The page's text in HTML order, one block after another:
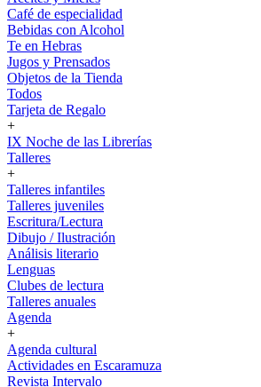
Café de especialidad
Bebidas con Alcohol
Te en Hebras
Jugos y Prensados
Objetos de la Tienda
Todos
Tarjeta de Regalo
+
IX Noche de las Librerías
Talleres
+
Talleres infantiles
Talleres juveniles
Escritura/Lectura
Dibujo / Ilustración
Análisis literario
Lenguas
Clubes de lectura
Talleres anuales
Agenda
+
Agenda cultural
Actividades en Escaramuza
Revista Intervalo